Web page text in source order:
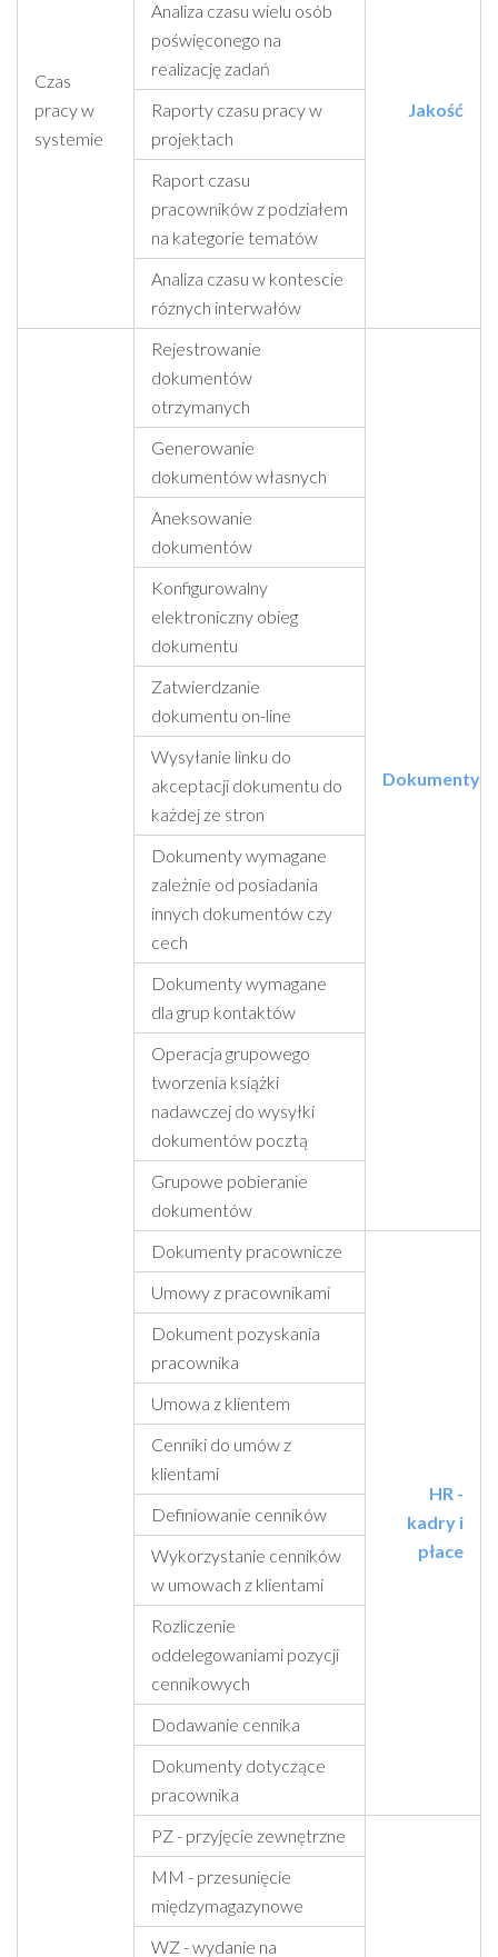
Czas
pracy w
systemie
Jakość
Analiza czasu wielu osób
poświęconego na
realizację zadań
Raporty czasu pracy w
projektach
Raport czasu
pracowników z podziałem
na kategorie tematów
Analiza czasu w kontescie
róznych interwałów
Rejestrowanie
dokumentów
otrzymanych
Dokumenty
Generowanie
dokumentów własnych
Aneksowanie
dokumentów
Konfigurowalny
elektroniczny obieg
dokumentu
Zatwierdzanie
dokumentu on-line
Wysyłanie linku do
akceptacji dokumentu do
każdej ze stron
Dokumenty wymagane
zależnie od posiadania
innych dokumentów czy
cech
Dokumenty wymagane
dla grup kontaktów
Operacja grupowego
tworzenia książki
nadawczej do wysyłki
dokumentów pocztą
Grupowe pobieranie
dokumentów
Dokumenty pracownicze
HR -
kadry i
płace
Umowy z pracownikami
Dokument pozyskania
pracownika
Umowa z klientem
Cenniki do umów z
klientami
Definiowanie cenników
Wykorzystanie cenników
w umowach z klientami
Rozliczenie
oddelegowaniami pozycji
cennikowych
Dodawanie cennika
Dokumenty dotyczące
pracownika
PZ - przyjęcie zewnętrzne
MM - przesunięcie
międzymagazynowe
WZ - wydanie na